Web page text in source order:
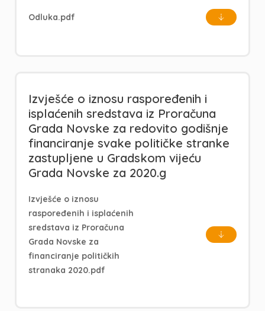
Odluka.pdf
Izvješće o iznosu raspoređenih i
isplaćenih sredstava iz Proračuna
Grada Novske za redovito godišnje
financiranje svake političke stranke
zastupljene u Gradskom vijeću
Grada Novske za 2020.g
Izvješće o iznosu
raspoređenih i isplaćenih
sredstava iz Proračuna
Grada Novske za
financiranje političkih
stranaka 2020.pdf